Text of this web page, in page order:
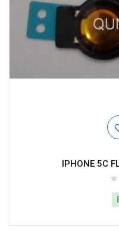
IPHONE 5C